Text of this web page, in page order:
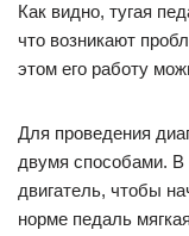
Как видно, тугая
что возникают
этом его работу
Для проведения
двумя способами. В
двигатель, чтобы
норме педаль